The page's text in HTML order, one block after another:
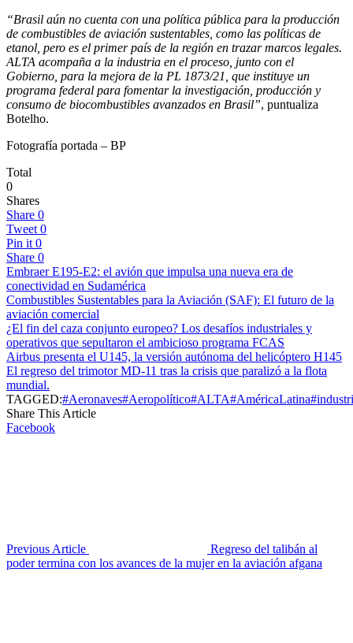
“Brasil aún no cuenta con una política pública para la producción
de combustibles de aviación sustentables, como las políticas de
etanol, pero es el primer país de la región en trazar marcos legales.
ALTA acompaña a la industria en el proceso, junto con el
Gobierno, para la mejora de la PL 1873/21, que instituye un
programa federal para fomentar la investigación, producción y
consumo de biocombustibles avanzados en Brasil”, puntualiza
Botelho.
Fotografía portada – BP
Total
0
Shares
Share 0
Tweet 0
Pin it 0
Share 0
Embraer E195-E2: el avión que impulsa una nueva era de
conectividad en Sudamérica
Combustibles Sustentables para la Aviación (SAF): El futuro de la
aviación comercial
¿El fin del caza conjunto europeo? Los desafíos industriales y
operativos que sepultaron el ambicioso programa FCAS
Airbus presenta el U145, la versión autónoma del helicóptero H145
El regreso del trimotor MD-11 tras la crisis que paralizó a la flota
mundial.
TAGGED:#Aeronaves#Aeropolítico#ALTA#AméricaLatina
Share This Article
Facebook
Previous Article
Regreso del talibán al
poder termina con los avances de la mujer en la aviación afgana